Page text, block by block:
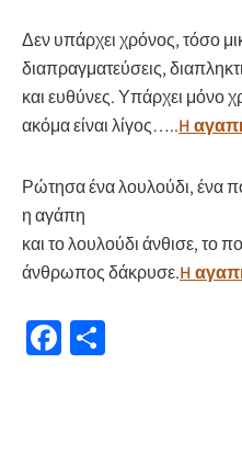
Δεν υπάρχει χρόνος, τόσο
διαπραγματεύσεις,
και ευθύνες. Υπάρχει μόνο
ακόμα είναι λίγος…..H
Ρώτησα ένα λουλούδι, ένα
η αγάπη
και το λουλούδι άνθισε, το
άνθρωπος δάκρυσε.H
Fa